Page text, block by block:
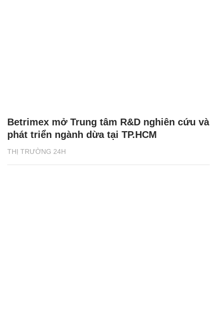
THỊ TRƯỜNG 24H
Betrimex mở Trung tâm R&D nghiên cứu và
phát triển ngành dừa tại TP.HCM